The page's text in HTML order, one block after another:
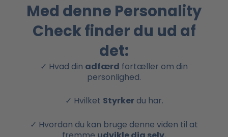
Med denne Personality
Check finder du ud af
det:
✓ Hvad din adfærd fortæller om din
personlighed.
✓ Hvilket Styrkerdu har.
✓ Hvordan du kan bruge denne viden til at